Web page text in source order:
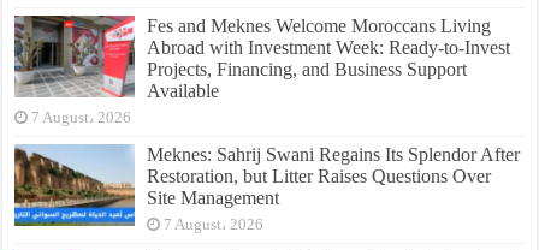
Fes and Meknes Welcome Moroccans Living
Abroad with Investment Week: Ready-to-Invest
Projects, Financing, and Business Support
Available
7 August، 2026
Meknes: Sahrij Swani Regains Its Splendor After
Restoration, but Litter Raises Questions Over
Site Management
7 August، 2026